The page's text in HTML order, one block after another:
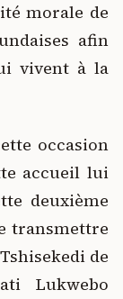
morale de
afin
vivent à la
occasion
accueil lui
deuxième
transmettre
de
Lukwebo